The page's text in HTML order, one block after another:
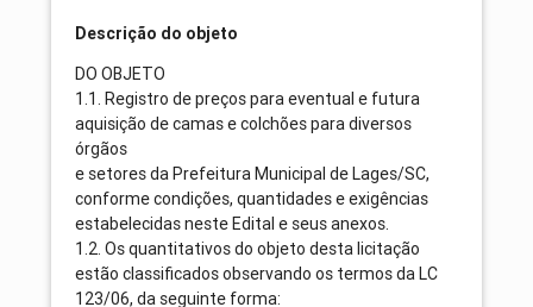
Descrição do objeto
DO OBJETO
1.1. Registro de preços para eventual e futura
aquisição de camas e colchões para diversos
órgãos
e setores da Prefeitura Municipal de Lages/SC,
conforme condições, quantidades e exigências
estabelecidas neste Edital e seus anexos.
1.2. Os quantitativos do objeto desta licitação
estão classificados observando os termos da LC
123/06, da seguinte forma: